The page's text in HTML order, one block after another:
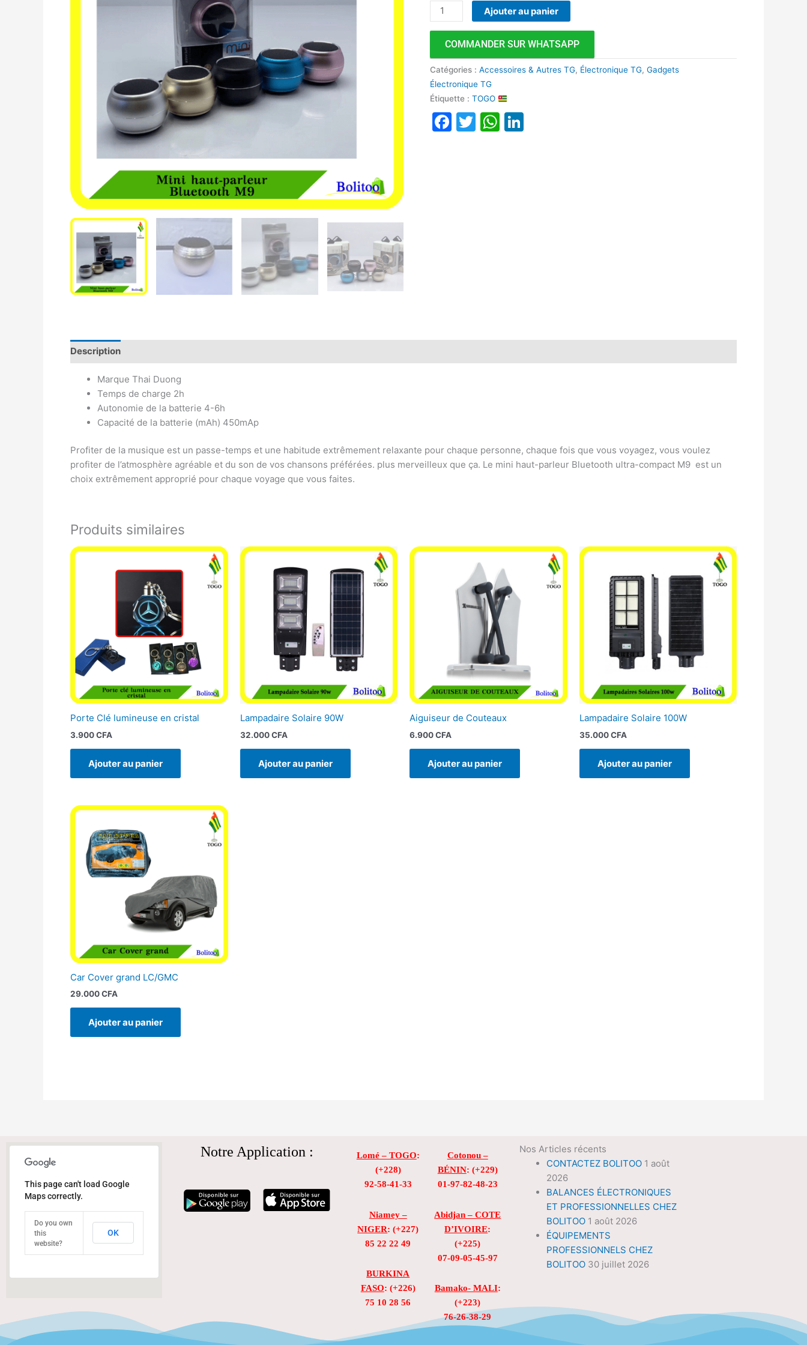
Ajouter au panier
COMMANDER SUR WHATSAPP
Catégories :Accessoires & Autres TG, Électronique TG,Gadgets
Électronique TG
Étiquette :TOGO
Facebook
TwitterWhatsApp
Description
Marque Thai Duong
Temps de charge 2h
Autonomie de la batterie 4-6h
Capacité de la batterie (mAh) 450mAp
Profiter de la musique est un passe-temps et une habitude extrêmement relaxante pour chaque personne, chaque fois que vous voyagez, vous voulez
profiter de l’atmosphère agréable et du son de vos chansons préférées. plus merveilleux que ça. Le mini haut-parleur Bluetooth ultra-compact M9 est un
choix extrêmement approprié pour chaque voyage que vous faites.
Produits similaires
Porte Clé lumineuse en cristal
3.900CFA
Ajouter au panier
Lampadaire Solaire 90W
32.000CFA
Ajouter au panier
Aiguiseur de Couteaux
6.900CFA
Ajouter au panier
Lampadaire Solaire 100W
35.000CFA
Ajouter au panier
Car Cover grand LC/GMC
29.000CFA
Ajouter au panier
This page can't load Google
Maps correctly.
Do you own
this
website?
OK
Notre Application : Lomé – TOGO:
(+228)
92-58-41-33
Niamey –
NIGER: (+227)
85 22 22 49
BURKINA
FASO: (+226)
75 10 28 56
Cotonou –
BÉNIN: (+229)
01-97-82-48-23
Abidjan – COTE
D’IVOIRE:
(+225)
07-09-05-45-97
Bamako- MALI:
(+223)
76-26-38-29
Nos Articles récents
CONTACTEZ BOLITOO 1 août
2026
BALANCES ÉLECTRONIQUES
ET PROFESSIONNELLES CHEZ
BOLITOO 1 août 2026
ÉQUIPEMENTS
PROFESSIONNELS CHEZ
BOLITOO 30 juillet 2026